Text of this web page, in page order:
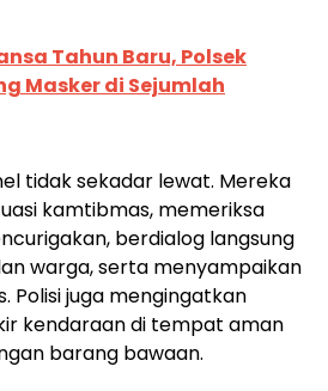
Tahun Baru, Polsek
Masker di Sejumlah
tidak sekadar lewat. Mereka
kamtibmas, memeriksa
berdialog langsung
warga, serta menyampaikan
Polisi juga mengingatkan
kendaraan di tempat aman
barang bawaan.